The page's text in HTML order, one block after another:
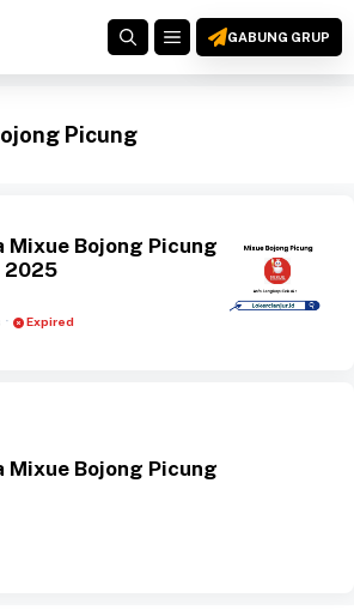
MENUGABUNG GRUP
Picung
Mixue Bojong Picung
2025
· Expired
Mixue Bojong Picung